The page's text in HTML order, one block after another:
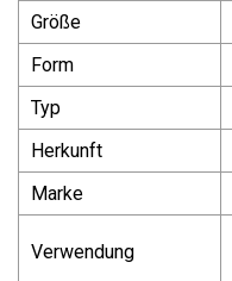
Größe
Form
Typ
Herkunft
Marke
Verwendung